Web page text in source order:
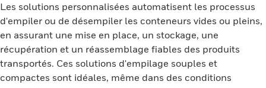
Les solutions personnalisées automatisent les processus
d'empiler ou de désempiler les conteneurs vides ou pleins,
en assurant une mise en place, un stockage, une
récupération et un réassemblage fiables des produits
transportés. Ces solutions d'empilage souples et
compactes sont idéales, même dans des conditions